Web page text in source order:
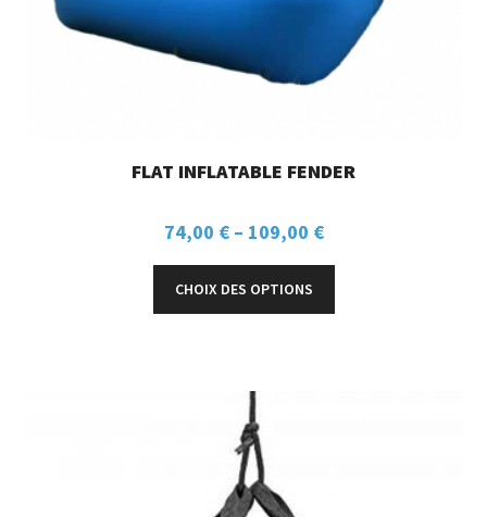
FLAT INFLATABLE FENDER
74,00 €– 109,00 €
CHOIX DES OPTIONS